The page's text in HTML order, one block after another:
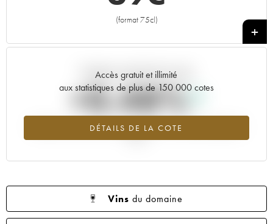
(format 75cl)
+
Accès gratuit et illimité
aux statistiques de plus de 150 000 cotes
DÉTAILS DE LA COTE
Tendance actuelle de la cote
+0.48%
Tendance à la hausse du millésime 2016 en 2026 par rapport à
Vins du domaine